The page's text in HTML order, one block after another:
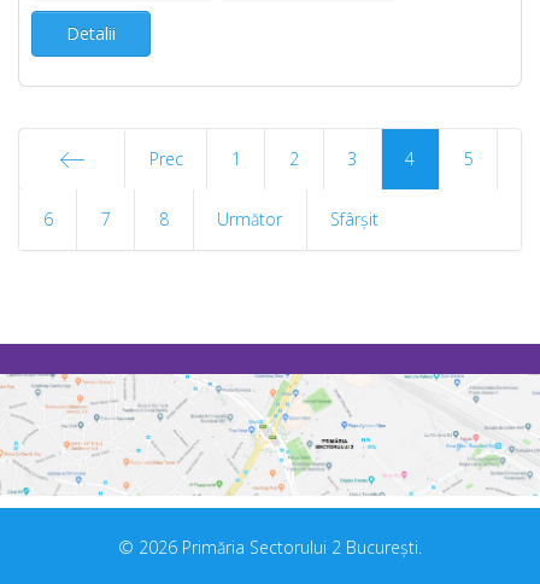
Detalii
Prec 1 2 3 4 5
6 7 8 Următor Sfârșit
© 2026 Primăria Sectorului 2 București.